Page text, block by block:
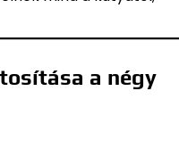
a négy